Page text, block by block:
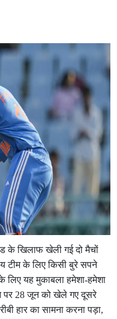
के खिलाफ खेली गई दो मैचों
टीम के लिए किसी बुरे सपने
लिए यह मुकाबला हमेशा-हमेशा
पर 28 जून को खेले गए दूसरे
हार का सामना करना पड़ा,